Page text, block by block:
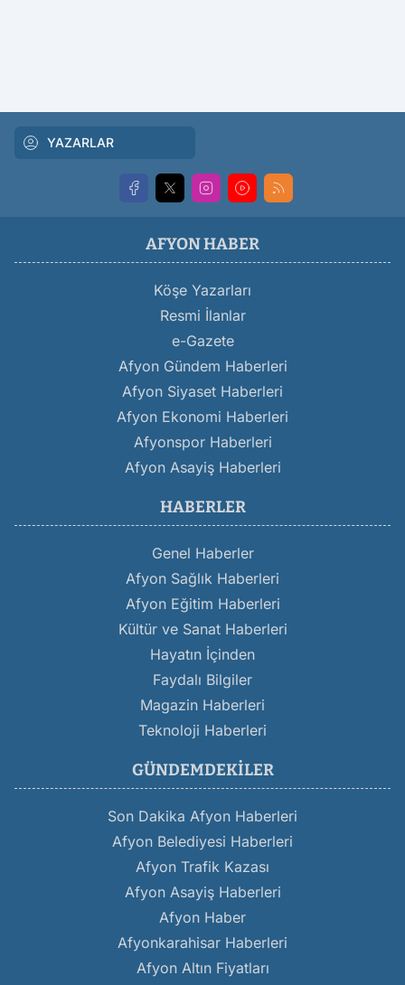
YAZARLAR
AFYON HABER
Köşe Yazarları
Resmi İlanlar
e-Gazete
Afyon Gündem Haberleri
Afyon Siyaset Haberleri
Afyon Ekonomi Haberleri
Afyonspor Haberleri
Afyon Asayiş Haberleri
HABERLER
Genel Haberler
Afyon Sağlık Haberleri
Afyon Eğitim Haberleri
Kültür ve Sanat Haberleri
Hayatın İçinden
Faydalı Bilgiler
Magazin Haberleri
Teknoloji Haberleri
GÜNDEMDEKILER
Son Dakika Afyon Haberleri
Afyon Belediyesi Haberleri
Afyon Trafik Kazası
Afyon Asayiş Haberleri
Afyon Haber
Afyonkarahisar Haberleri
Afyon Altın Fiyatları